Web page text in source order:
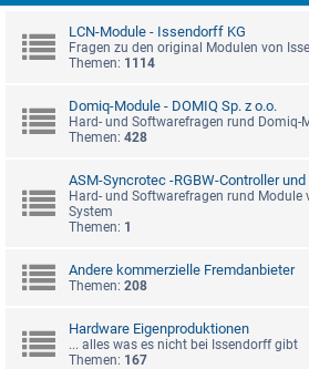
LCN-Module - Issendorff KG
Fragen zu den original Modulen von
Themen: 1114
Domiq-Module - DOMIQ Sp. z o.o.
Hard- und Softwarefragen rund Domiq-
Themen: 428
ASM-Syncrotec -RGBW-Controller
Hard- und Softwarefragen rund Module
System
Themen: 1
Andere kommerzielle Fremdanbieter
Themen: 208
Hardware Eigenproduktionen
... alles was es nicht bei Issendorff gibt
Themen: 167